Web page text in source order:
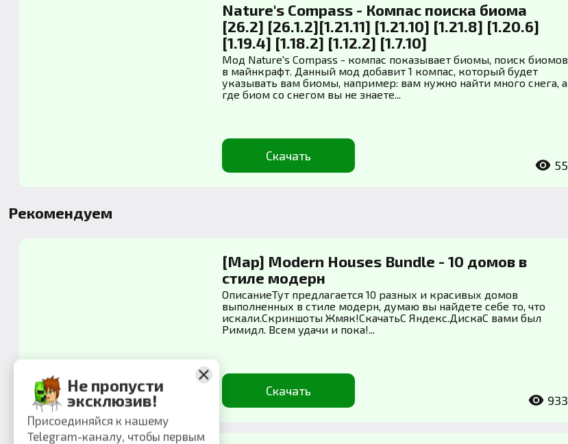
Nature's Compass - Компас поиска биома
[26.2] [26.1.2][1.21.11] [1.21.10] [1.21.8] [1.20.6]
[1.19.4] [1.18.2] [1.12.2] [1.7.10]
Мод Nature's Compass - компас показывает биомы, поиск биомов
в майнкрафт. Данный мод добавит 1 компас, который будет
указывать вам биомы, например: вам нужно найти много снега, а
где биом со снегом вы не знаете...
Скачать
55
Рекомендуем
[Map] Modern Houses Bundle - 10 домов в
стиле модерн
ОписаниеТут предлагается 10 разных и красивых домов
выполненных в стиле модерн, думаю вы найдете себе то, что
искали.Скриншоты Жмяк!СкачатьС Яндекс.ДискаС вами был
Римидл. Всем удачи и пока!...
Скачать
933
Не пропусти
эксклюзив!
Присоединяйся к нашему
Telegram-каналу, чтобы первым